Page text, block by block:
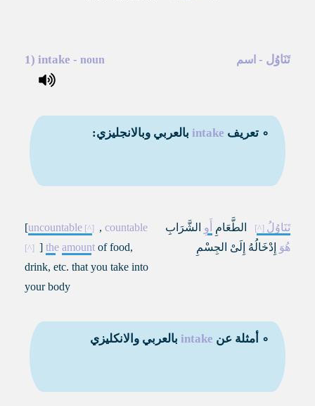
تَنَاوُل - اسم 1) intake - noun
∘ تعريف intake بالعربي وبالانجليزي:
تَنَاوُلُ الطَّعَامِ أَوِ الشَّرَابِ
هُوَ إِدْخَالُهُ إِلَىْ الجِسْمِ
[uncountable , countable
] the amount of food,
drink, etc. that you take into
your body
∘ أمثلة عن intake بالعربي والانكليزي